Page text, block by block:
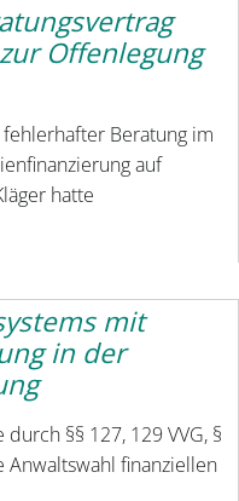
Offenlegung
Beratung im
auf
hatte
mit
in der
§§ 127, 129 VVG, §
Anwaltswahl finanziellen